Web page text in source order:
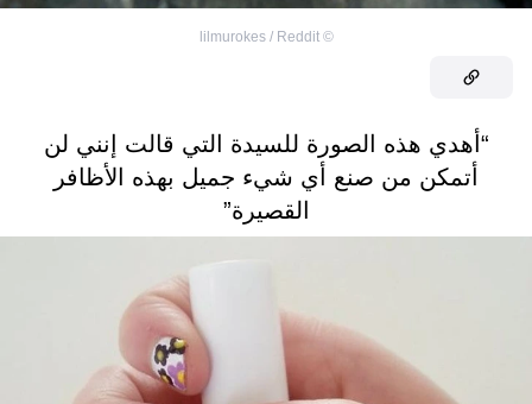
©
lilmurokes / Reddit
“أهدي هذه الصورة للسيدة التي قالت إنني لن
أتمكن من صنع أي شيء جميل بهذه الأظافر
القصيرة”